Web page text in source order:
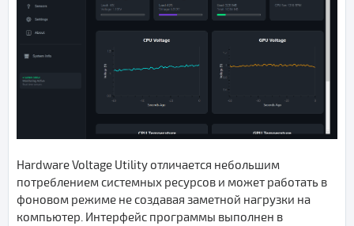
Hardware Voltage Utility отличается небольшим
потреблением системных ресурсов и может работать в
фоновом режиме не создавая заметной нагрузки на
компьютер. Интерфейс программы выполнен в